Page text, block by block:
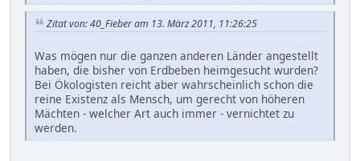
Zitat von: 40_Fieber am 13. März 2011, 11:26:25
Was mögen nur die ganzen anderen Länder angestellt
haben, die bisher von Erdbeben heimgesucht wurden?
Bei Ökologisten reicht aber wahrscheinlich schon die
reine Existenz als Mensch, um gerecht von höheren
Mächten - welcher Art auch immer - vernichtet zu
werden.